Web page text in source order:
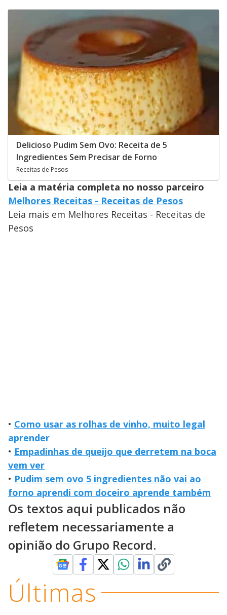
Delicioso Pudim Sem Ovo: Receita de 5
Ingredientes Sem Precisar de Forno
Receitas de Pesos
Leia a matéria completa no nosso parceiro
Melhores Receitas - Receitas de Pesos
Leia mais em Melhores Receitas - Receitas de
Pesos
• Como usar as rolhas de vinho, muito legal
aprender
• Empadinhas de queijo que derretem na boca
vem ver
• Pudim sem ovo 5 ingredientes não vai ao
forno aprendi com doceiro aprende também
Os textos aqui publicados não
refletem necessariamente a
opinião do Grupo Record.
Últimas